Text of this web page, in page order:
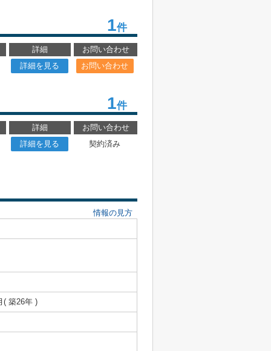
1件
詳細
お問い合わせ
詳細を見る お問い合わせ
1件
詳細
お問い合わせ
詳細を見る
契約済み
情報の見方
( 築26年 )